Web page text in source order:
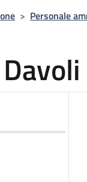
> Personale